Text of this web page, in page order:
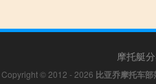
摩托艇
Copyright © 2012 - 2026 比亚乔摩托车部